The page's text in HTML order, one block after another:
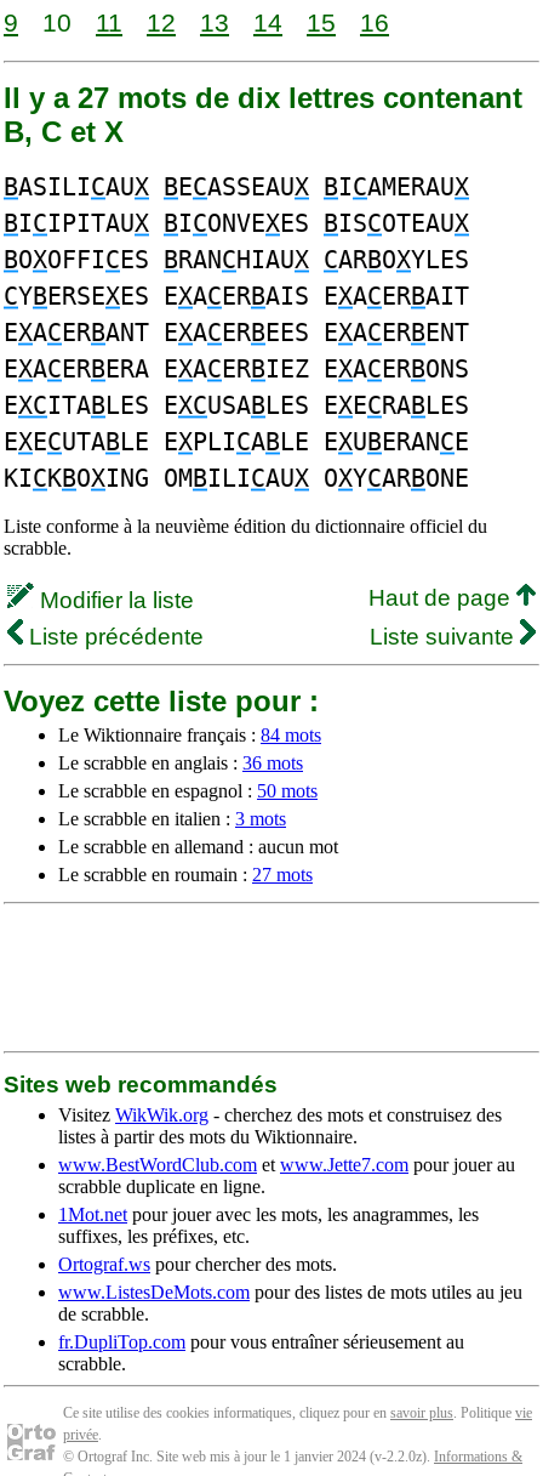
9
10 11 12 13 14 15 16
Il y a 27 mots de dix lettres contenant
B, C et X
BASILICAUX BECASSEAUX BICAMERAUX
BICIPITAUX BICONVEXES BISCOTEAUX
BOXOFFICES BRANCHIAUX CARBOXYLES
CYBERSEXES EXACERBAIS EXACERBAIT
EXACERBANT EXACERBEES EXACERBENT
EXACERBERA EXACERBIEZ EXACERBONS
EXCITABLES EXCUSABLES EXECRABLES
EXECUTABLE EXPLICABLE EXUBERANCE
KICKBOXING OMBILICAUX OXYCARBONE
Liste conforme à la neuvième édition du dictionnaire officiel du
scrabble.
Modifier la liste
Haut de page
Liste précédente
Liste suivante
Voyez cette liste pour :
Le Wiktionnaire français : 84 mots
Le scrabble en anglais : 36 mots
Le scrabble en espagnol : 50 mots
Le scrabble en italien : 3 mots
Le scrabble en allemand : aucun mot
Le scrabble en roumain : 27 mots
Sites web recommandés
Visitez WikWik.org - cherchez des mots et construisez des
listes à partir des mots du Wiktionnaire.
www.BestWordClub.com et www.Jette7.com pour jouer au
scrabble duplicate en ligne.
1Mot.net pour jouer avec les mots, les anagrammes, les
suffixes, les préfixes, etc.
Ortograf.ws pour chercher des mots.
www.ListesDeMots.com pour des listes de mots utiles au jeu
de scrabble.
fr.DupliTop.com pour vous entraîner sérieusement au
scrabble.
Ce site utilise des cookies informatiques, cliquez pour en savoir plus. Politique vie
privée.
© Ortograf Inc. Site web mis à jour le 1 janvier 2024 (v-2.2.0z). Informations &